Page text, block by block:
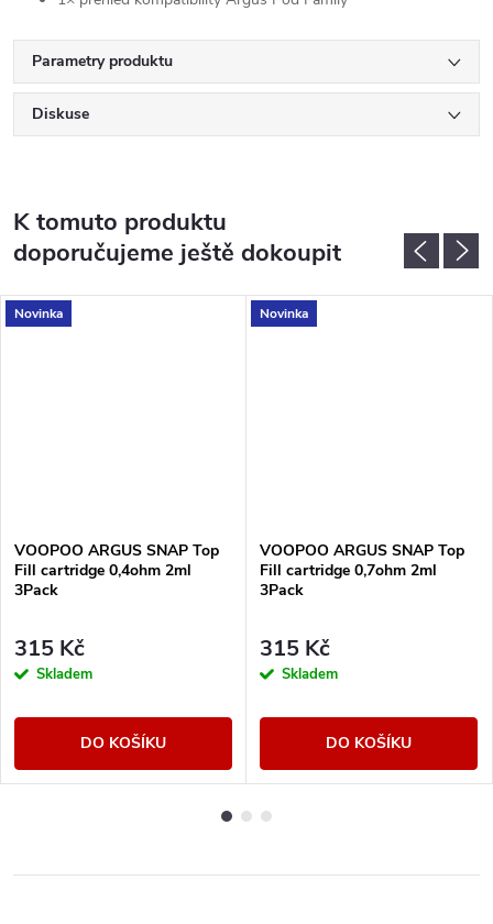
Parametry produktu
Diskuse
K tomuto produktu
doporučujeme ještě dokoupit
Novinka
VOOPOO ARGUS SNAP Top
Fill cartridge 0,4ohm 2ml
3Pack
315 Kč
Skladem
DO KOŠÍKU
Novinka
VOOPOO ARGUS SNAP Top
Fill cartridge 0,7ohm 2ml
3Pack
315 Kč
Skladem
DO KOŠÍKU